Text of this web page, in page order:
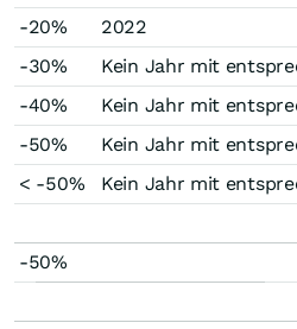
-20%
2022
-30%
Kein Jahr mit
-40%
Kein Jahr mit
-50%
Kein Jahr mit
< -50%
Kein Jahr mit
-50%